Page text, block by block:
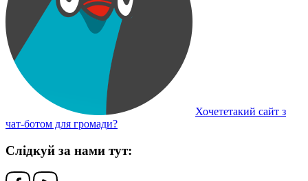
Хочететакий сайт з
чат-ботом для громади?
Слідкуй за нами тут: